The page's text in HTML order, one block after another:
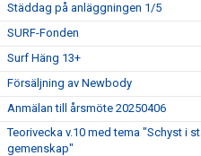
Städdag på anläggningen 1/5
SURF-Fonden
Surf Häng 13+
Försäljning av Newbody
Anmälan till årsmöte 20250406
Teorivecka v.10 med tema "Schyst i
gemenskap"